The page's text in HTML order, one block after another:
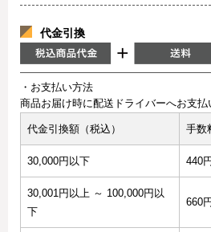
代金引換
・お支払い方法
商品お届け時に配送ドライバーへお支払
代金引換額（税込） 手数
30,000円以下 440円
30,001円以上 ～ 100,000円以
下
660円